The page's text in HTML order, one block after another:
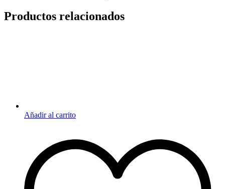
Productos relacionados
Añadir al carrito